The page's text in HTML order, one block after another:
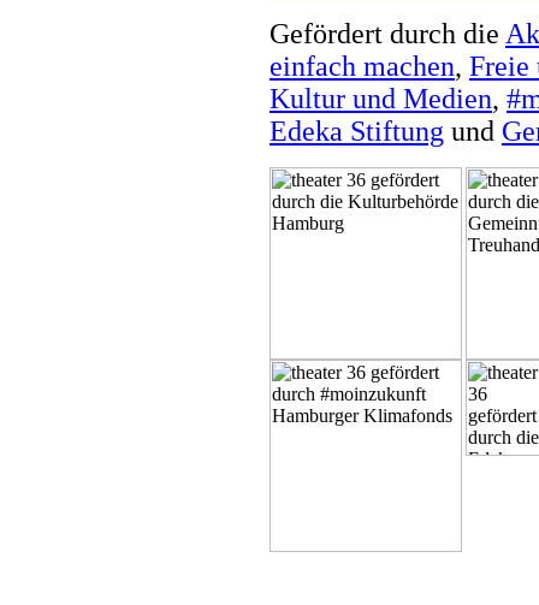
Gefördert durch die
einfach machen, Freie
Kultur und Medien,
Edeka Stiftung und